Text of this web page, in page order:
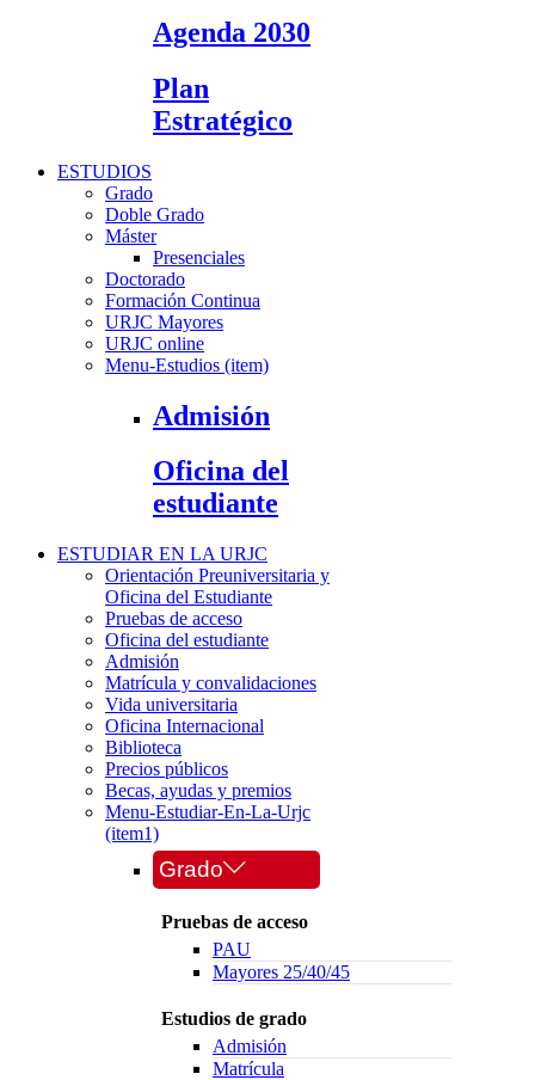
Agenda 2030
Plan
Estratégico
ESTUDIOS
Grado
Doble Grado
Máster
Presenciales
Doctorado
Formación Continua
URJC Mayores
URJC online
Menu-Estudios (item)
Admisión
Oficina del
estudiante
ESTUDIAR EN LA URJC
Orientación Preuniversitaria y
Oficina del Estudiante
Pruebas de acceso
Oficina del estudiante
Admisión
Matrícula y convalidaciones
Vida universitaria
Oficina Internacional
Biblioteca
Precios públicos
Becas, ayudas y premios
Menu-Estudiar-En-La-Urjc
(item1)
Grado
Pruebas de acceso
PAU
Mayores 25/40/45
Estudios de grado
Admisión
Matrícula